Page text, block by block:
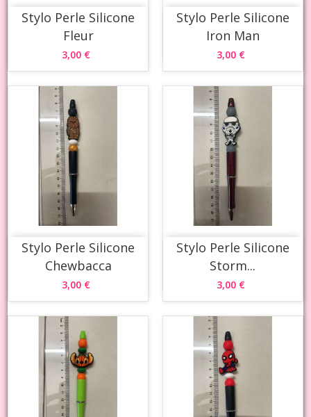
Stylo Perle Silicone
Fleur
3,00 €
Stylo Perle Silicone
Iron Man
3,00 €
Stylo Perle Silicone
Chewbacca
3,00 €
Stylo Perle Silicone
Storm...
3,00 €